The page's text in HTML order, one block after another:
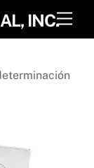
INC.